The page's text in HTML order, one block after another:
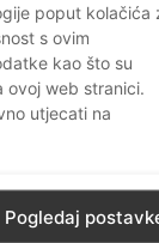
poput kolačića
s ovim
kao što su
ovoj web stranici.
utjecati na
Pogledaj